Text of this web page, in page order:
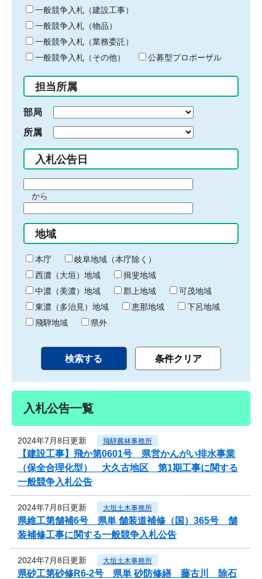
キ
ー
ワ
ー
ド
入
力
一般競争入札（建設工事）
一般競争入札（物品）
一般競争入札（業務委託）
一般競争入札（その他）
公募型プロポーザル
担当所属
部局
所属
入札公告日
間
始
り
から
間
終
わ
り
地域
本庁
岐阜地域（本庁除く）
西濃（大垣）地域
揖斐地域
中濃（美濃）地域
郡上地域
可茂地域
東濃（多治見）地域
恵那地域
下呂地域
飛騨地域
県外
入札公告一覧
2024年7月8日更新 飛騨農林事務所
【建設工事】飛か第0601号 県営かんがい排水事業
（保全合理化型） 大久古地区 第1期工事に関する
一般競争入札公告
2024年7月8日更新 大垣土木事務所
県維工第舗補6号 県単 舗装道補修（国）365号 舗
装補修工事に関する一般競争入札公告
2024年7月8日更新 大垣土木事務所
県砂工第砂修R6-2号 県単 砂防修繕 藤古川 除石